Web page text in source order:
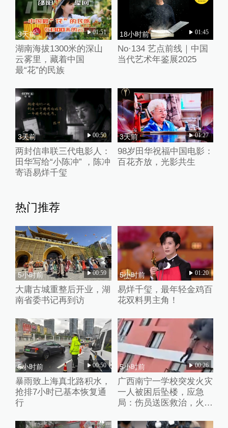
3天前 01:51
湖南海拔1300米的深山
云雾里，藏着中国
最“花”的民族
18小时前 01:45
No·134 艺点前线｜中国
当代艺术年鉴展2025
3天前 00:50
两封信串联三代电影人：
田华写给“小陈冲” ，陈冲
寄语易烊千玺
3天前 01:27
98岁田华祝福中国电影：
百花齐放，光影共生
热门推荐
5小时前 00:59
大庸古城重整后开业，湖
南省委书记再到访
5小时前 01:20
易烊千玺，最年轻金鸡百
花双料男主角！
5小时前 00:50
暴雨致上海真北路积水，
抢排7小时已基本恢复通
行
5小时前 00:26
广西南宁一学校突发火灾
一人被困后坠楼，应急
局：伤员送医救治，火灾